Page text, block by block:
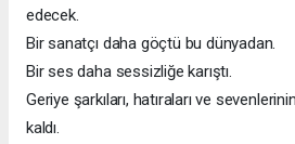
edecek.
Bir sanatçı daha göçtü bu dünyadan.
Bir ses daha sessizliğe karıştı.
Geriye şarkıları, hatıraları ve
kaldı.